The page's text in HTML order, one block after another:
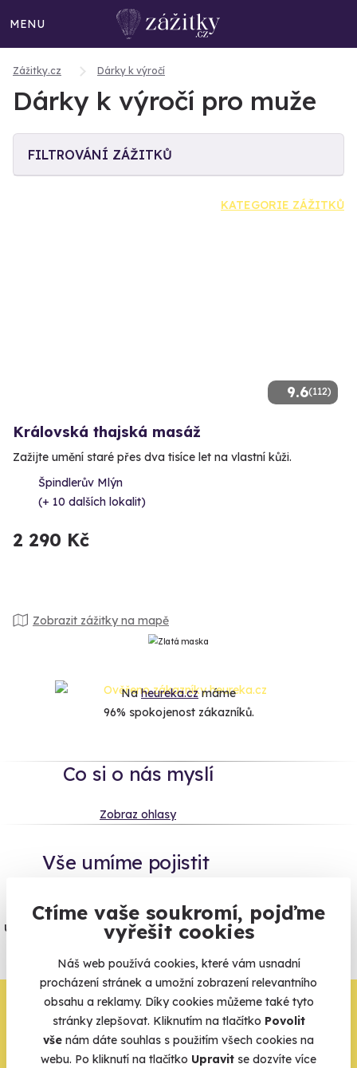
Ctíme vaše soukromí, pojďme
vyřešit cookies
Náš web používá cookies, které vám usnadní
procházení stránek a umožní zobrazení relevantního
obsahu a reklamy. Díky cookies můžeme také tyto
stránky zlepšovat. Kliknutím na tlačítko Povolit
vše nám dáte souhlas s použitím všech cookies na
webu. Po kliknutí na tlačítko Upravit se dozvíte více
MENU
Zážitky.cz Dárky k výročí
Dárky k výročí pro muže
FILTROVÁNÍ ZÁŽITKŮ
KATEGORIE ZÁŽITKŮ
9.6(112)
Královská thajská masáž
Zažijte umění staré přes dva tisíce let na vlastní kůži.
Špindlerův Mlýn
(+ 10 dalších lokalit)
2 290 Kč
Zobrazit zážitky na mapě
Naheureka.czmáme
96% spokojenost zákazníků.
Co si o nás myslí
Zobraz ohlasy
Vše umíme pojistit
Jeden nikdy neví. Máme nejvyšší
úrazové pojištění z nabídky zážitkových
Vše o pojištění
Zbývá jeden krok,
zbytek zařídíme my